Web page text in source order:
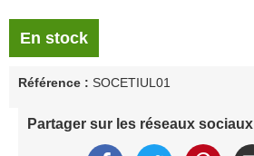
En stock
Référence : SOCETIUL01
Partager sur les réseaux sociaux